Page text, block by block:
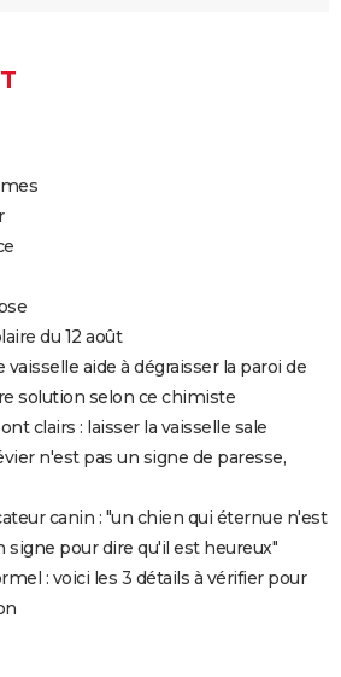
du 12 août
aide à dégraisser la paroi de
solution selon ce chimiste
clairs : laisser la vaisselle sale
n'est pas un signe de paresse,
canin : "un chien qui éternue n'est
signe pour dire qu'il est heureux"
: voici les 3 détails à vérifier pour